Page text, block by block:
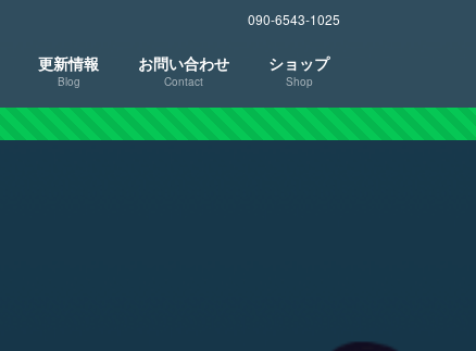
090-6543-1025
更新情報
Blog
お問い合わせ
Contact
ショップ
Shop